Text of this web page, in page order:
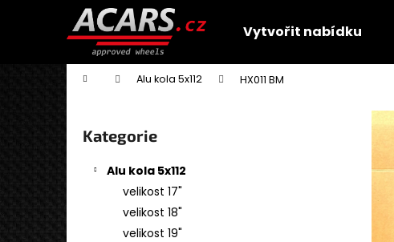
Vytvořit nabídku
Domů Alu kola 5x112 HX011 BM
Přeskočit
kategorie
Kategorie
Alu kola 5x112
velikost 17"
velikost 18"
velikost 19"
Zpět
Zpět